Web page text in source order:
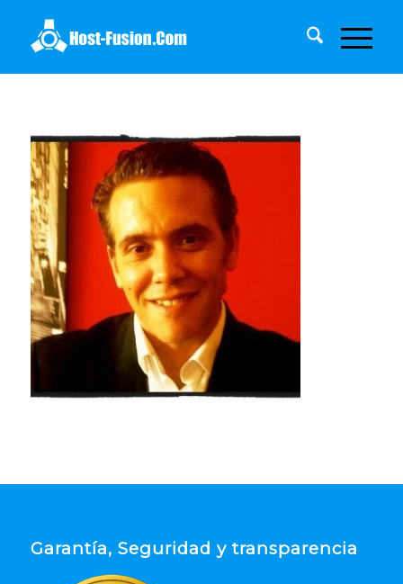
Garantía, Seguridad y transparencia